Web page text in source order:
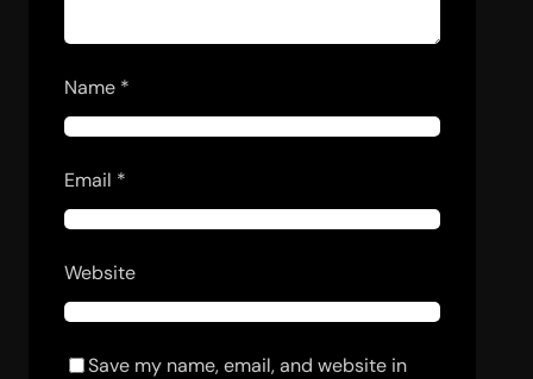
Name *
Email *
Website
Save my name, email, and website in